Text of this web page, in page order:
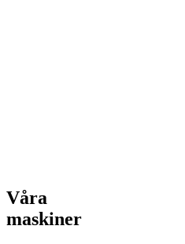
Våra
maskiner